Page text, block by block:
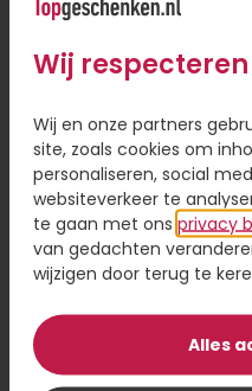
Richardot giftbox
deluxe
68,95
Wij
Wij en onze partners
site, zoals cookies om
personaliseren, social
websiteverkeer te
te gaan met ons privacy
van gedachten
wijzigen door terug te
Alles